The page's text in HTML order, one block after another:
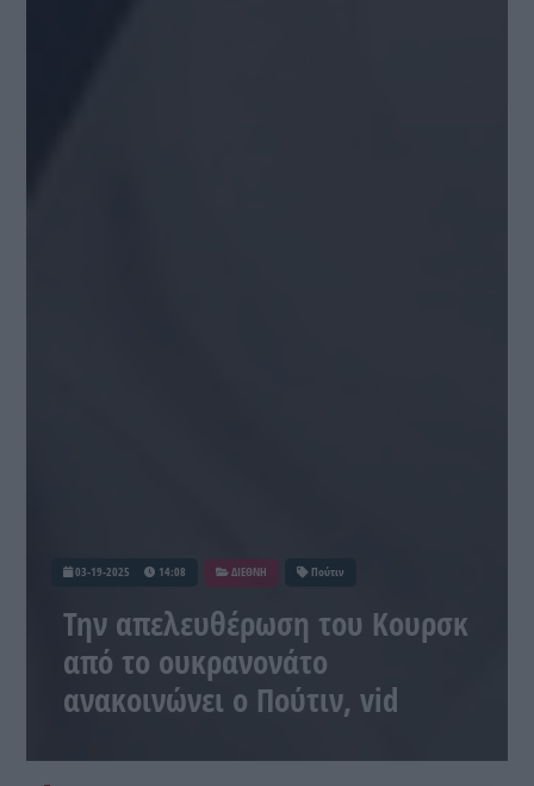
03-19-2025 14:08 ΔΙΕΘΝΗ Πούτιν
Την απελευθέρωση του Κουρσκ
από το ουκρανονάτο
ανακοινώνει ο Πούτιν, vid